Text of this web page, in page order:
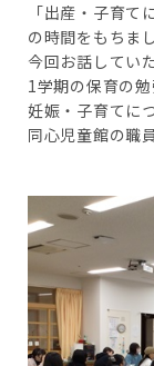
「出産・子育て
の時間をもちまし
今回お話してい
1学期の保育の勉
妊娠・子育てに
同心児童館の職